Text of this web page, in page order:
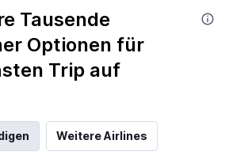
Tausende
Optionen für
Trip auf
Weitere Airlines